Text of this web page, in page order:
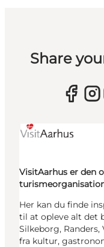
Share
VisitAarhus er den
Her kan du finde
til at opleve alt det
Silkeborg,
fra kultur,